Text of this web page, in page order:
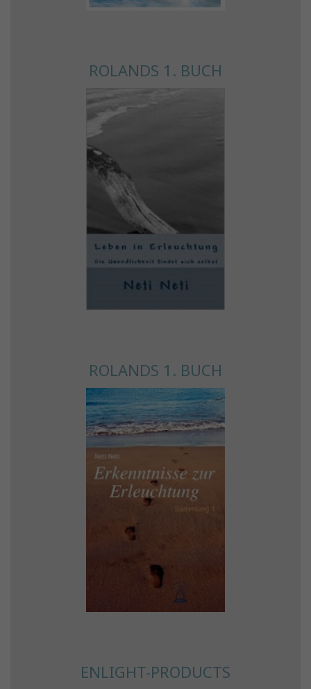
ROLANDS 1. BUCH
ROLANDS 1. BUCH
ENLIGHT-PRODUCTS